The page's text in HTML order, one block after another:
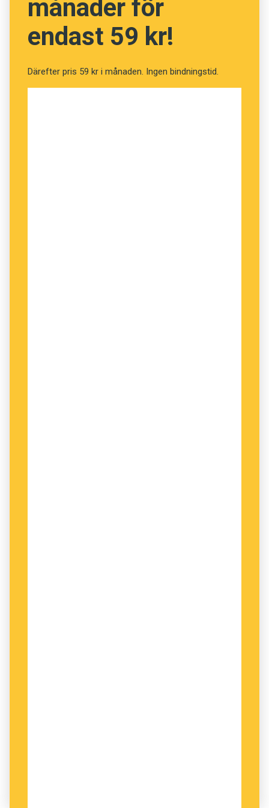
avsnitt heter faktiskt ”Språket och dess
föränderlighet”!
månader för
endast 59 kr!
Därefter pris 59 kr i månaden. Ingen bindningstid.